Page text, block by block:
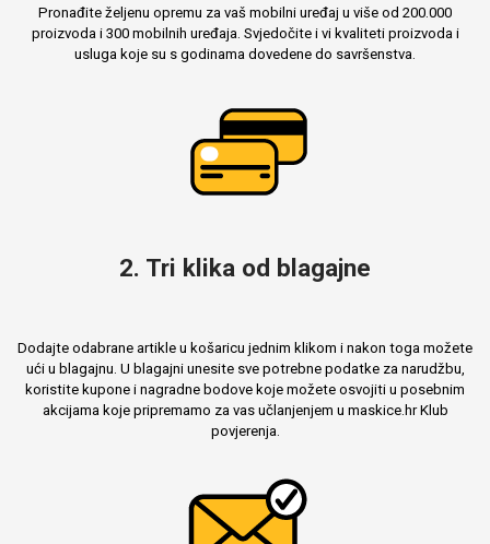
Pronađite željenu opremu za vaš mobilni uređaj u više od 200.000
proizvoda i 300 mobilnih uređaja. Svjedočite i vi kvaliteti proizvoda i
usluga koje su s godinama dovedene do savršenstva.
2. Tri klika od blagajne
Dodajte odabrane artikle u košaricu jednim klikom i nakon toga možete
ući u blagajnu. U blagajni unesite sve potrebne podatke za narudžbu,
koristite kupone i nagradne bodove koje možete osvojiti u posebnim
akcijama koje pripremamo za vas učlanjenjem u maskice.hr Klub
povjerenja.